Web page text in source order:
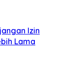
Izin
Lama